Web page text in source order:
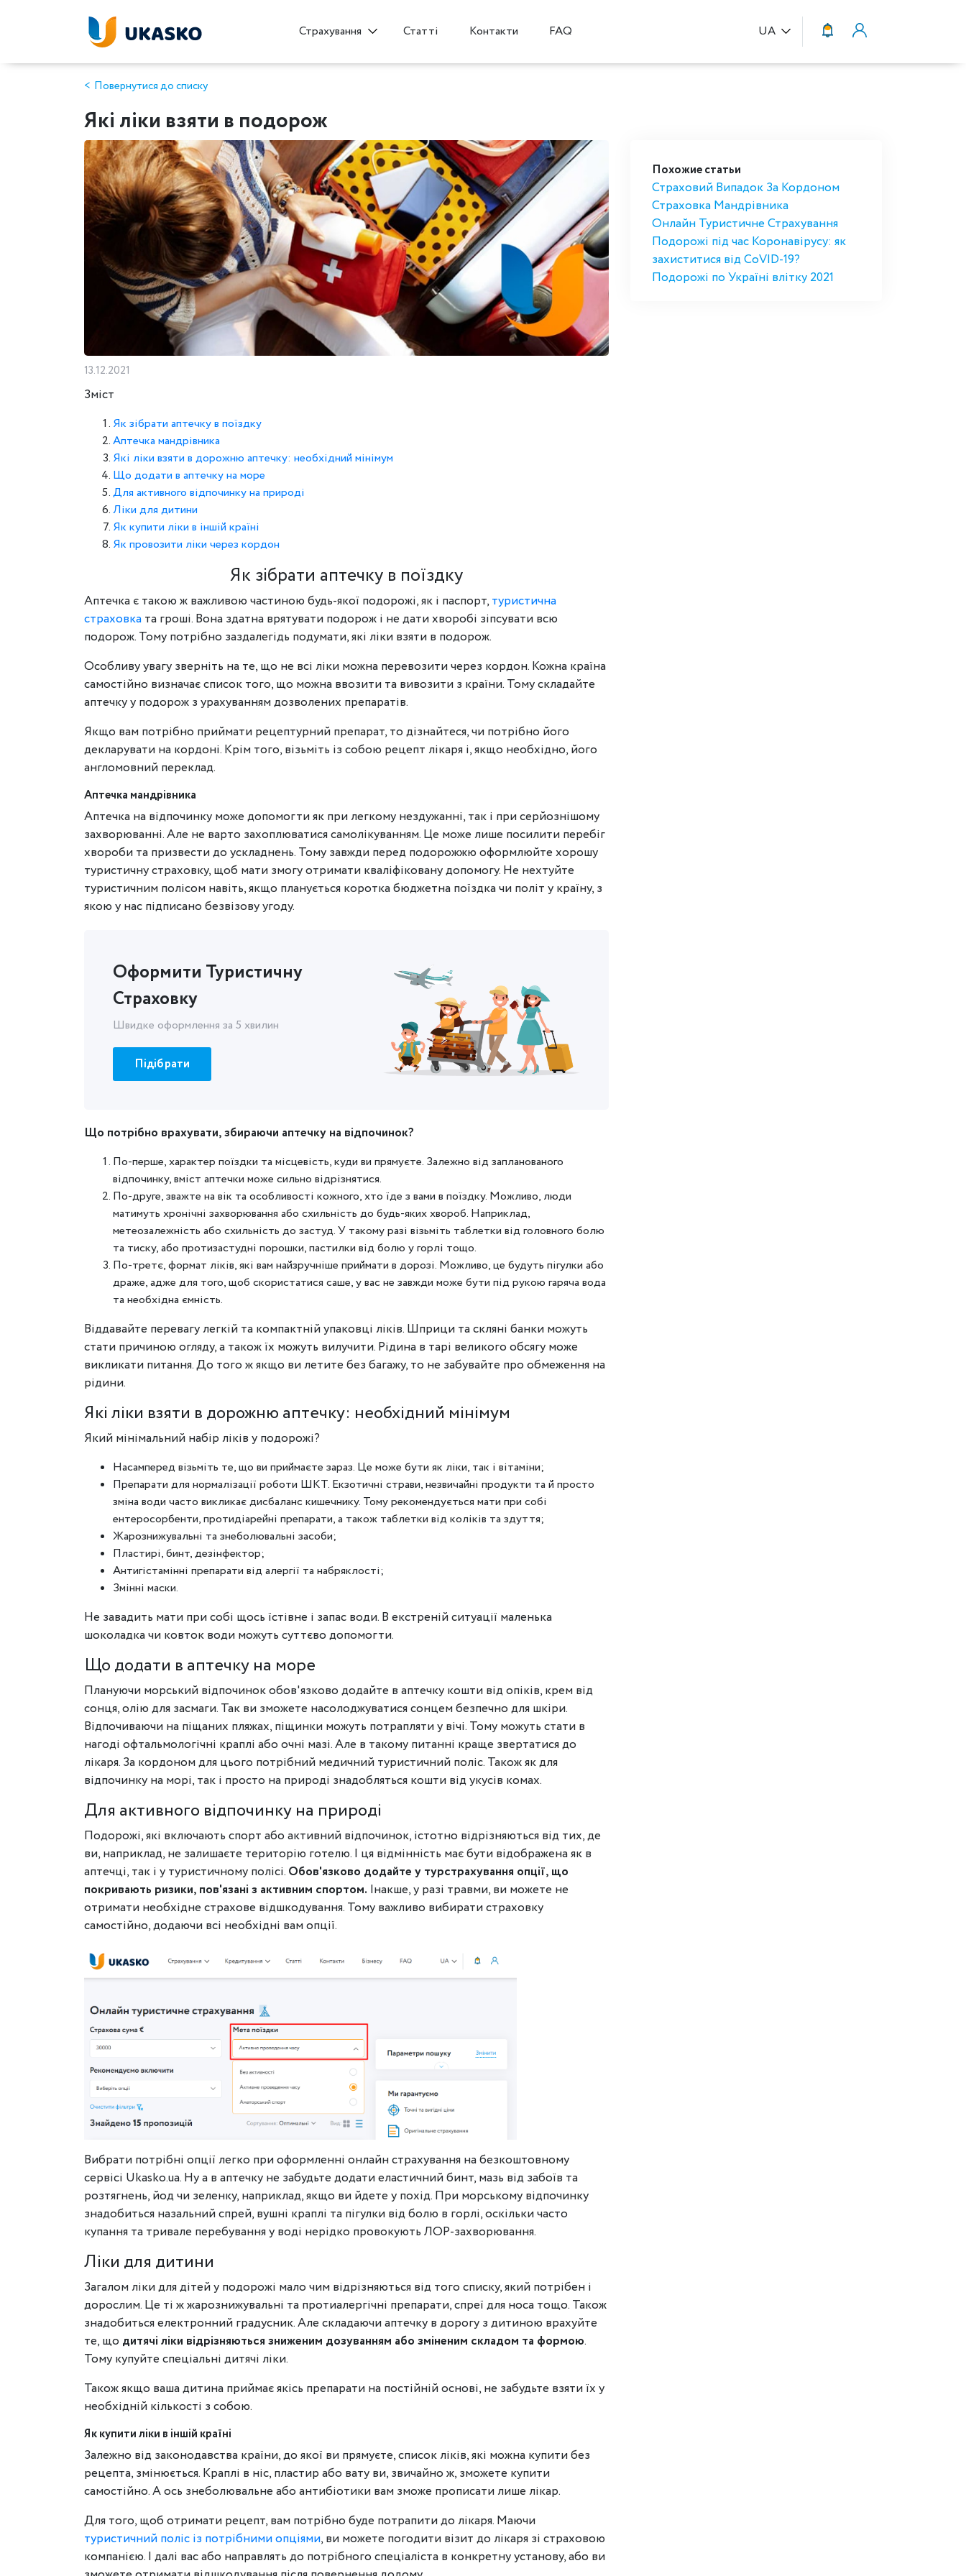
Страхування Статті Контакти FAQ UA
Повернутися до списку
Які ліки взяти в подорож
Похожие статьи
Страховий Випадок За Кордоном
Страховка Мандрівника
Онлайн Туристичне Страхування
Подорожі під час Коронавірусу: як
захиститися від CoVID-19?
Подорожі по Україні влітку 2021
13.12.2021
Зміст
Як зібрати аптечку в поїздку
Аптечка мандрівника
Які ліки взяти в дорожню аптечку: необхідний мінімум
Що додати в аптечку на море
Для активного відпочинку на природі
Ліки для дитини
Як купити ліки в іншій країні
Як провозити ліки через кордон
Як зібрати аптечку в поїздку
Аптечка є такою ж важливою частиною будь-якої подорожі, як і паспорт, туристична
страховка та гроші. Вона здатна врятувати подорож і не дати хворобі зіпсувати всю
подорож. Тому потрібно заздалегідь подумати, які ліки взяти в подорож.
Особливу увагу зверніть на те, що не всі ліки можна перевозити через кордон. Кожна країна
самостійно визначає список того, що можна ввозити та вивозити з країни. Тому складайте
аптечку у подорож з урахуванням дозволених препаратів.
Якщо вам потрібно приймати рецептурний препарат, то дізнайтеся, чи потрібно його
декларувати на кордоні. Крім того, візьміть із собою рецепт лікаря і, якщо необхідно, його
англомовний переклад.
Аптечка мандрівника
Аптечка на відпочинку може допомогти як при легкому нездужанні, так і при серйознішому
захворюванні. Але не варто захоплюватися самолікуванням. Це може лише посилити перебіг
хвороби та призвести до ускладнень. Тому завжди перед подорожжю оформлюйте хорошу
туристичну страховку, щоб мати змогу отримати кваліфіковану допомогу. Не нехтуйте
туристичним полісом навіть, якщо планується коротка бюджетна поїздка чи політ у країну, з
якою у нас підписано безвізову угоду.
Оформити Туристичну
Страховку
Швидке оформлення за 5 хвилин
Підібрати
Що потрібно врахувати, збираючи аптечку на відпочинок?
По-перше, характер поїздки та місцевість, куди ви прямуєте. Залежно від запланованого
відпочинку, вміст аптечки може сильно відрізнятися.
По-друге, зважте на вік та особливості кожного, хто їде з вами в поїздку. Можливо, люди
матимуть хронічні захворювання або схильність до будь-яких хвороб. Наприклад,
метеозалежність або схильність до застуд. У такому разі візьміть таблетки від головного болю
та тиску, або протизастудні порошки, пастилки від болю у горлі тощо.
По-третє, формат ліків, які вам найзручніше приймати в дорозі. Можливо, це будуть пігулки або
драже, адже для того, щоб скористатися саше, у вас не завжди може бути під рукою гаряча вода
та необхідна ємність.
Віддавайте перевагу легкій та компактній упаковці ліків. Шприци та скляні банки можуть
стати причиною огляду, а також їх можуть вилучити. Рідина в тарі великого обсягу може
викликати питання. До того ж якщо ви летите без багажу, то не забувайте про обмеження на
рідини.
Які ліки взяти в дорожню аптечку: необхідний мінімум
Який мінімальний набір ліків у подорожі?
Насамперед візьміть те, що ви приймаєте зараз. Це може бути як ліки, так і вітаміни;
Препарати для нормалізації роботи ШКТ. Екзотичні страви, незвичайні продукти та й просто
зміна води часто викликає дисбаланс кишечнику. Тому рекомендується мати при собі
ентеросорбенти, протидіарейні препарати, а також таблетки від коліків та здуття;
Жарознижувальні та знеболювальні засоби;
Пластирі, бинт, дезінфектор;
Антигістамінні препарати від алергії та набряклості;
Змінні маски.
Не завадить мати при собі щось їстівне і запас води. В екстреній ситуації маленька
шоколадка чи ковток води можуть суттєво допомогти.
Що додати в аптечку на море
Плануючи морський відпочинок обов'язково додайте в аптечку кошти від опіків, крем від
сонця, олію для засмаги. Так ви зможете насолоджуватися сонцем безпечно для шкіри.
Відпочиваючи на піщаних пляжах, піщинки можуть потрапляти у вічі. Тому можуть стати в
нагоді офтальмологічні краплі або очні мазі. Але в такому питанні краще звертатися до
лікаря. За кордоном для цього потрібний медичний туристичний поліс. Також як для
відпочинку на морі, так і просто на природі знадобляться кошти від укусів комах.
Для активного відпочинку на природі
Подорожі, які включають спорт або активний відпочинок, істотно відрізняються від тих, де
ви, наприклад, не залишаєте територію готелю. І ця відмінність має бути відображена як в
аптечці, так і у туристичному полісі. Обов'язково додайте у турстрахування опції, що
покривають ризики, пов'язані з активним спортом. Інакше, у разі травми, ви можете не
отримати необхідне страхове відшкодування. Тому важливо вибирати страховку
самостійно, додаючи всі необхідні вам опції.
Вибрати потрібні опції легко при оформленні онлайн страхування на безкоштовному
сервісі Ukasko.ua. Ну а в аптечку не забудьте додати еластичний бинт, мазь від забоїв та
розтягнень, йод чи зеленку, наприклад, якщо ви йдете у похід. При морському відпочинку
знадобиться назальний спрей, вушні краплі та пігулки від болю в горлі, оскільки часто
купання та тривале перебування у воді нерідко провокують ЛОР-захворювання.
Ліки для дитини
Загалом ліки для дітей у подорожі мало чим відрізняються від того списку, який потрібен і
дорослим. Це ті ж жарознижувальні та протиалергічні препарати, спреї для носа тощо. Також
знадобиться електронний градусник. Але складаючи аптечку в дорогу з дитиною врахуйте
те, що дитячі ліки відрізняються зниженим дозуванням або зміненим складом та формою.
Тому купуйте спеціальні дитячі ліки.
Також якщо ваша дитина приймає якісь препарати на постійній основі, не забудьте взяти їх у
необхідній кількості з собою.
Як купити ліки в іншій країні
Залежно від законодавства країни, до якої ви прямуєте, список ліків, які можна купити без
рецепта, змінюється. Краплі в ніс, пластир або вату ви, звичайно ж, зможете купити
самостійно. А ось знеболювальне або антибіотики вам зможе прописати лише лікар.
Для того, щоб отримати рецепт, вам потрібно буде потрапити до лікаря. Маючи
туристичний поліс із потрібними опціями, ви можете погодити візит до лікаря зі страховою
компанією. І далі вас або направлять до потрібного спеціаліста в конкретну установу, або ви